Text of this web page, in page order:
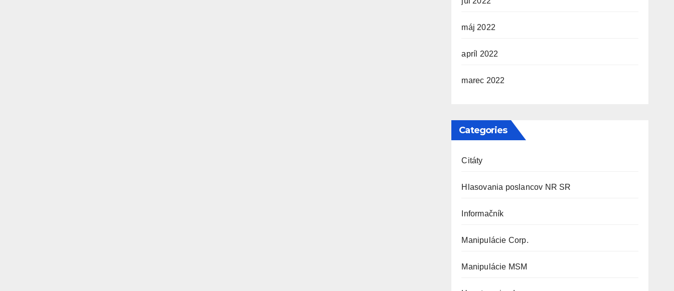
máj 2022
apríl 2022
marec 2022
Categories
Citáty
Hlasovania poslancov NR SR
Informačník
Manipulácie Corp.
Manipulácie MSM